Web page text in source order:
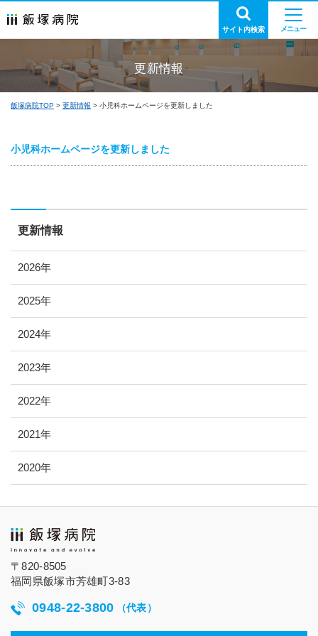
サイト内検索
更新情報
飯塚病院TOP 更新情報 小児科ホームページを更新しました
小児科ホームページを更新しました
更新情報
2026年
2025年
2024年
2023年
2022年
2021年
2020年
〒820-8505
福岡県飯塚市芳雄町3-83
0948-22-3800 （代表）